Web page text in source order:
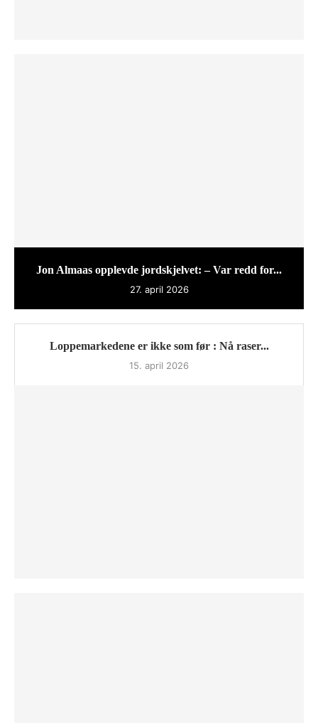
Jon Almaas opplevde jordskjelvet: – Var redd for...
27. april 2026
Loppemarkedene er ikke som før : Nå raser...
15. april 2026